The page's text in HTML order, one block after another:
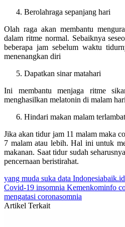
Berolahraga sepanjang hari
Olah raga akan membantu
dalam ritme normal. Sebaiknya
beberapa jam sebelum waktu
menenangkan diri
Dapatkan sinar matahari
Ini membantu menjaga ritme
menghasilkan melatonin di malam
Hindari makan malam terlambat
Jika akan tidur jam 11 malam maka
7 malam atau lebih. Hal ini untuk
makanan. Saat tidur sudah
pencernaan beristirahat.
yang muda suka data
Covid-19 insomnia Kemenkominfo
mengatasi coronasomnia
Artikel Terkait